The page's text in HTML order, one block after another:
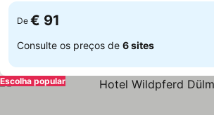
De € 91
Consulte os preços de 6 sites
Escolha popular